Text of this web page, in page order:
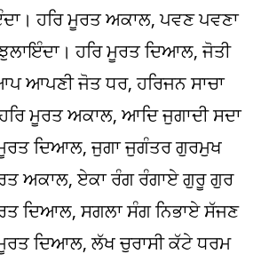
ਹਰਿ ਮੂਰਤ ਅਕਾਲ, ਪਵਣ ਪਵਣਾ
ਹਰਿ ਮੂਰਤ ਦਿਆਲ, ਜੋਤੀ
ਆਪਣੀ ਜੋਤ ਧਰ, ਹਰਿਜਨ ਸਾਚਾ
ਮੂਰਤ ਅਕਾਲ, ਆਦਿ ਜੁਗਾਦੀ ਸਦਾ
ਦਿਆਲ, ਜੁਗਾ ਜੁਗੰਤਰ ਗੁਰਮੁਖ
ਅਕਾਲ, ਏਕਾ ਰੰਗ ਰੰਗਾਏ ਗੁਰੂ ਗੁਰ
ਦਿਆਲ, ਸਗਲਾ ਸੰਗ ਨਿਭਾਏ ਸੱਜਣ
ਦਿਆਲ, ਲੱਖ ਚੁਰਾਸੀ ਕੱਟੇ ਧਰਮ